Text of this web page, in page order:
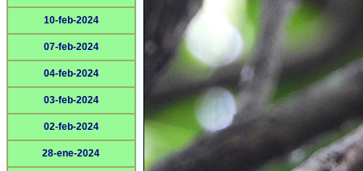
10-feb-2024
07-feb-2024
04-feb-2024
03-feb-2024
02-feb-2024
28-ene-2024